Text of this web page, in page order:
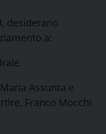
desiderano
a:
Assunta e
Franco Mocchi